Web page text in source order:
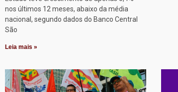
nos últimos 12 meses, abaixo da média
nacional, segundo dados do Banco Central
São
Leia mais »